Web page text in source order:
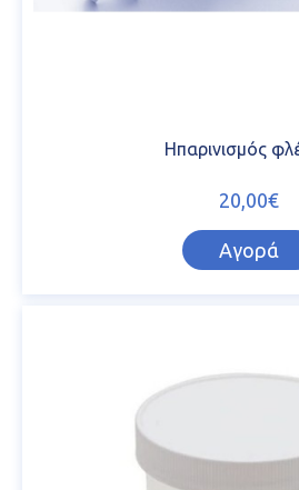
Ηπαρινισμός
20,00€
Αγορά